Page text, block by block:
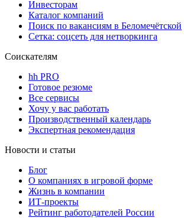
Инвесторам
Каталог компаний
Поиск по вакансиям в Беломечётской
Сетка: соцсеть для нетворкинга
Соискателям
hh PRO
Готовое резюме
Все сервисы
Хочу у вас работать
Производственный календарь
Экспертная рекомендация
Новости и статьи
Блог
О компаниях в игровой форме
Жизнь в компании
ИТ-проекты
Рейтинг работодателей России